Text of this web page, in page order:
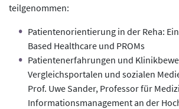
teilgenommen:
Patientenorientierung in der Reha:
Based Healthcare und PROMs
Patientenerfahrungen und
Vergleichsportalen und sozialen
Prof. Uwe Sander, Professor für
Informationsmanagement an der